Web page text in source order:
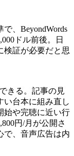
、BeyondWords
ドル前後。日
検証が必要だと思
きる。記事の見
い台本に組み直し
始や完聴に近い行
円/月が公開さ
で、音声広告は内